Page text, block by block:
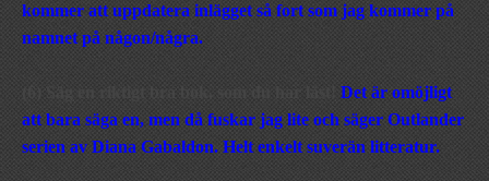
kommer att uppdatera inlägget så fort som jag kommer på
namnet på någon/några.
(6) Säg en riktigt bra bok, som du har läst! Det är omöjligt
att bara säga en, men då fuskar jag lite och säger Outlander
serien av Diana Gabaldon. Helt enkelt suverän litteratur.